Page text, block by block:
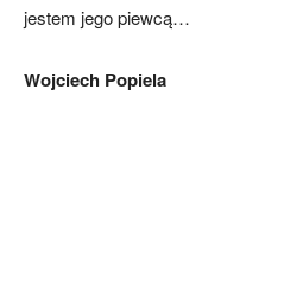
jestem jego piewcą…
Wojciech Popiela